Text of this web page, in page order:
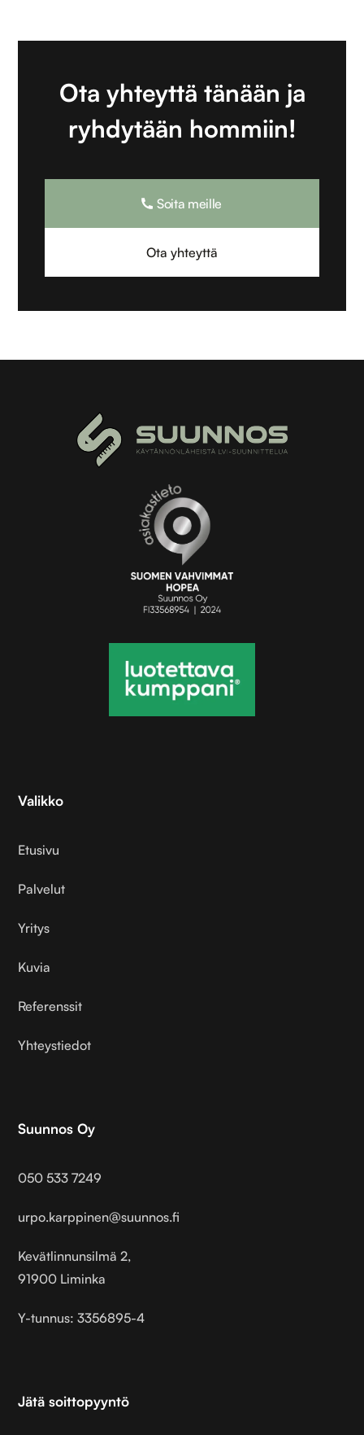
Ota yhteyttä tänään ja
ryhdytään hommiin!
Soita meille
Ota yhteyttä
Valikko
Etusivu
Palvelut
Yritys
Kuvia
Referenssit
Yhteystiedot
Suunnos Oy
050 533 7249
urpo.karppinen@suunnos.fi
Kevätlinnunsilmä 2,
91900 Liminka
Y-tunnus: 3356895-4
Jätä soittopyyntö